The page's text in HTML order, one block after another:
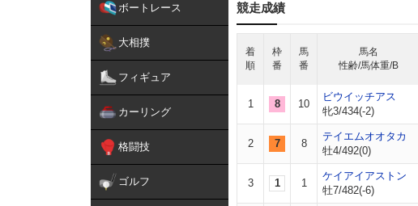
ボートレース
大相撲
フィギュア
カーリング
格闘技
ゴルフ
競走成績
着
順
枠
番
馬
番
馬名
性齢/馬体重/B
1 8 10
ビウイッチアス
牝3/434(-2)
2 7 8
テイエムオオタカ
牡4/492(0)
3 1 1
ケイアイアストン
牡7/482(-6)